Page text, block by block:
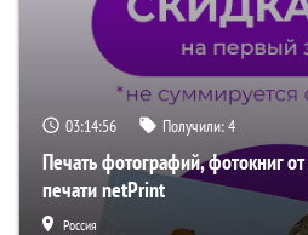
03:14:55 Получили:4
Печать фотографий, фотокниг
печати netPrint
Россия